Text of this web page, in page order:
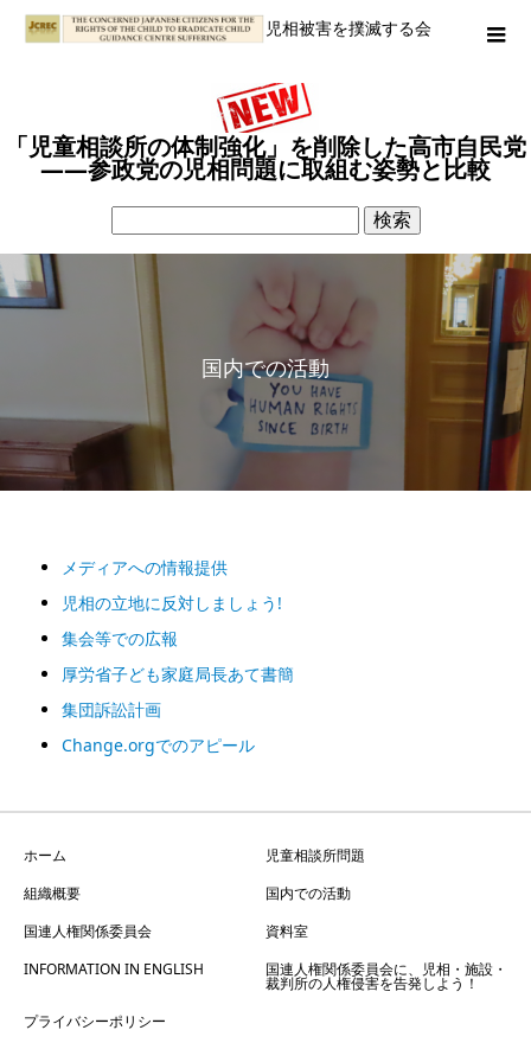
児相被害を撲滅する会
「児童相談所の体制強化」を削除した高市自民党
――参政党の児相問題に取組む姿勢と比較
国内での活動
メディアへの情報提供
児相の立地に反対しましょう!
集会等での広報
厚労省子ども家庭局長あて書簡
集団訴訟計画
Change.orgでのアピール
ホーム
児童相談所問題
組織概要
国内での活動
国連人権関係委員会
資料室
INFORMATION IN ENGLISH
国連人権関係委員会に、児相・施設・
裁判所の人権侵害を告発しよう！
プライバシーポリシー